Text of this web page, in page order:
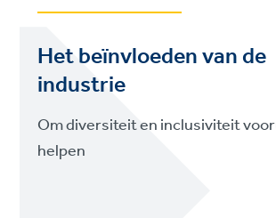
Het beïnvloeden van de
industrie
Om diversiteit en inclusiviteit
helpen